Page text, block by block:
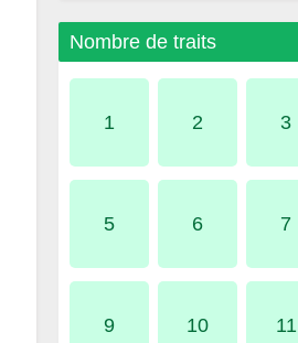
Nombre de traits
1 2 3
5 6 7
9 10 11